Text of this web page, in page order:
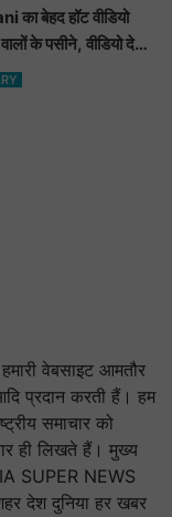
बेहद हॉट वीडियो
वालों के पसीने, वीडियो देख
वेबसाइट आमतौर
प्रदान करती हैं। हम
समाचार को
ही लिखते हैं। मुख्य
SUPER NEWS
देश दुनिया हर खबर